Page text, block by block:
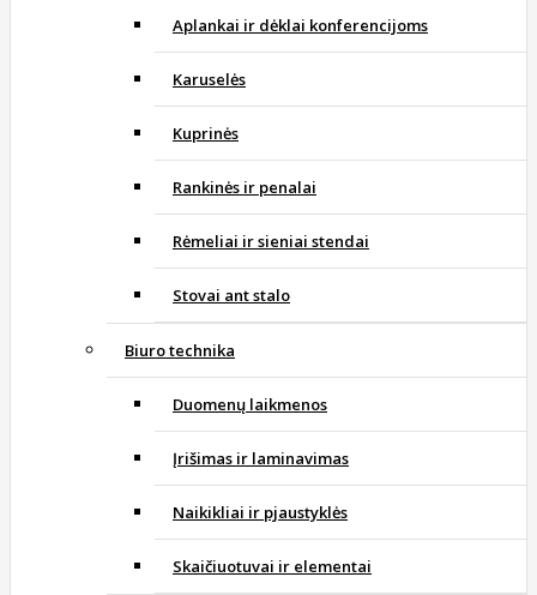
Aplankai ir dėklai konferencijoms
Karuselės
Kuprinės
Rankinės ir penalai
Rėmeliai ir sieniai stendai
Stovai ant stalo
Biuro technika
Duomenų laikmenos
Įrišimas ir laminavimas
Naikikliai ir pjaustyklės
Skaičiuotuvai ir elementai